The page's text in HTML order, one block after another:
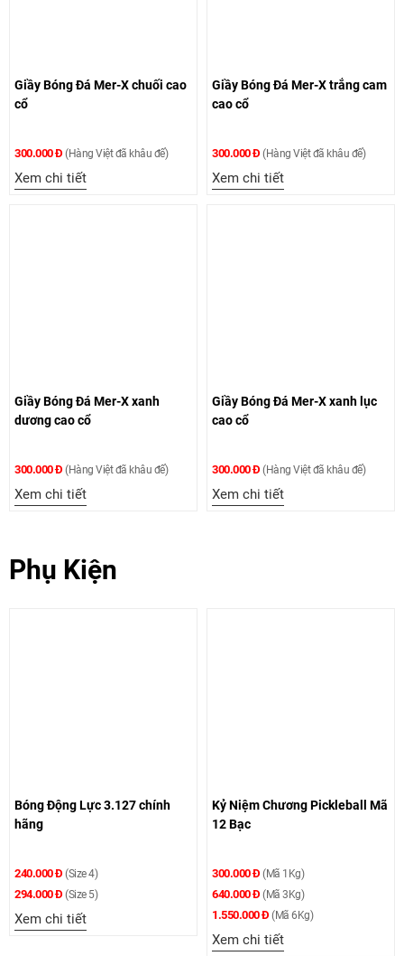
Giầy Bóng Đá Mer-X chuối cao
cổ
300.000 Đ (Hàng Việt đã khâu đế)
Xem chi tiết
Giầy Bóng Đá Mer-X trắng cam
cao cổ
300.000 Đ (Hàng Việt đã khâu đế)
Xem chi tiết
Giầy Bóng Đá Mer-X xanh
dương cao cổ
300.000 Đ (Hàng Việt đã khâu đế)
Xem chi tiết
Giầy Bóng Đá Mer-X xanh lục
cao cổ
300.000 Đ (Hàng Việt đã khâu đế)
Xem chi tiết
Phụ Kiện
Bóng Động Lực 3.127 chính
hãng
240.000 Đ (Size 4)
294.000 Đ (Size 5)
Xem chi tiết
Kỷ Niệm Chương Pickleball Mã
12 Bạc
300.000 Đ (Mã 1Kg)
640.000 Đ (Mã 3Kg)
1.550.000 Đ (Mã 6Kg)
Xem chi tiết